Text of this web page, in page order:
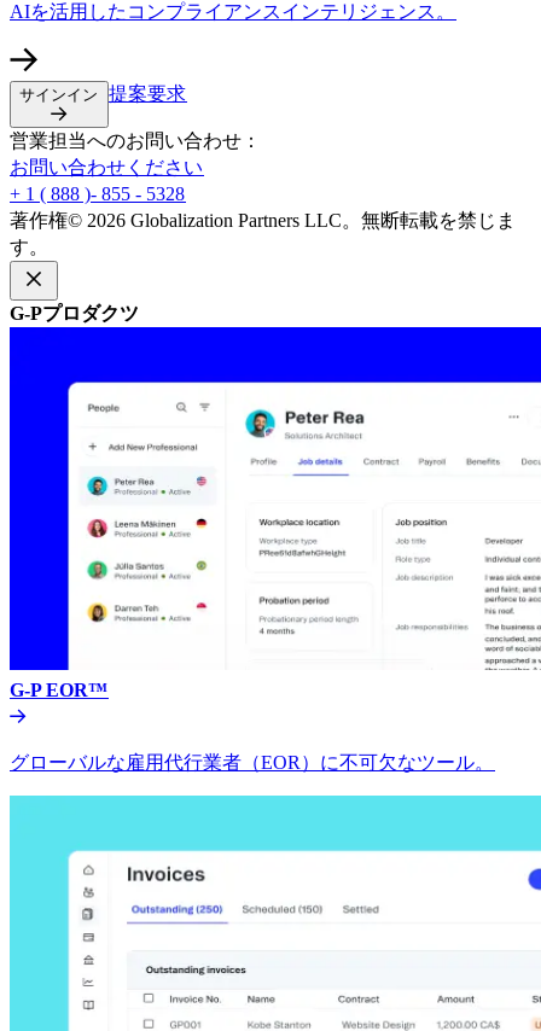
AIを活用したコンプライアンスインテリジェンス。​​
サインイン​​ 提案要求​​
営業担当へのお問い合わせ：​​
お問い合わせください​​
+ 1 ( 888 )- 855 - 5328​​
著作権© 2026 Globalization Partners LLC。無断転載を禁じま
す。​​
G-Pプロダクツ​​
G-P EOR™​​
グローバルな雇用代行業者（EOR）に不可欠なツール。​​